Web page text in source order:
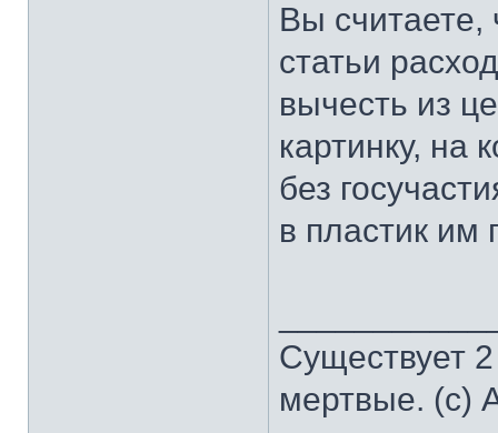
Вы считаете,
статьи
вычесть из
картинку, на
без
в пластик им
Существует
мертвые. (с)